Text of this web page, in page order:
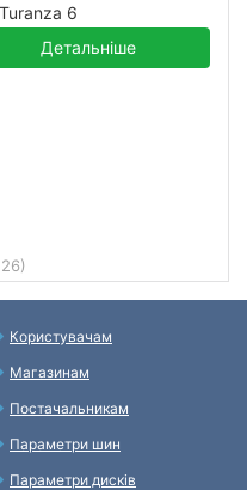
6
Детальніше
Користувачам
Магазинам
Постачальникам
Параметри шин
Параметри дисків